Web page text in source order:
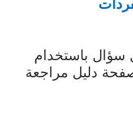
باستخدام
دليل مراجعة